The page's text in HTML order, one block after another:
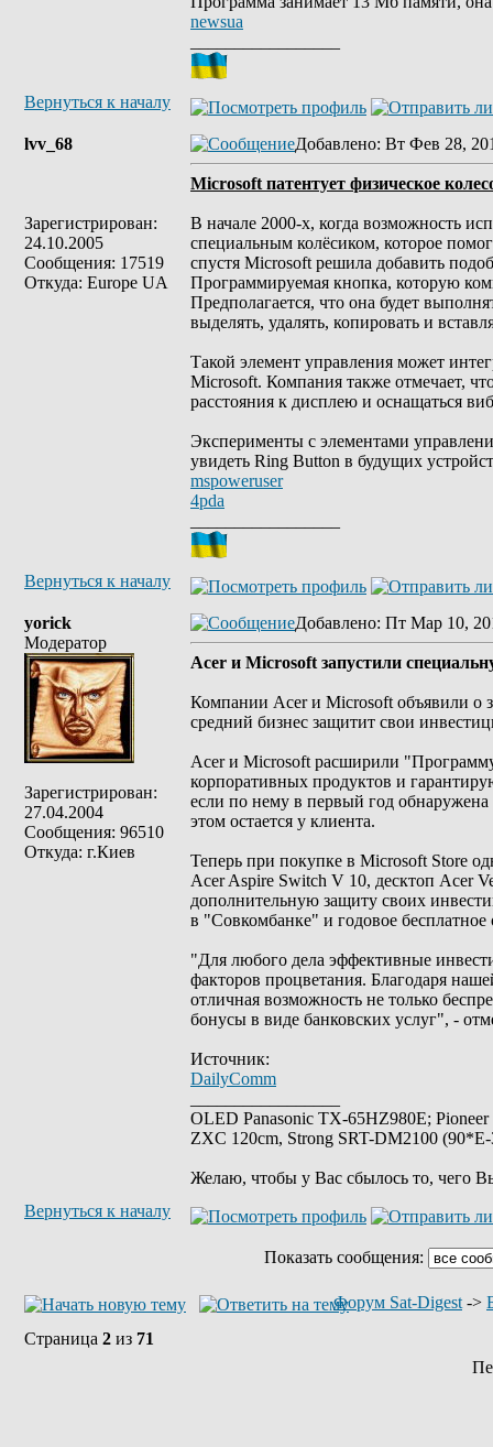
newsua
Вернуться к началу
lvv_68
Зарегистрирован:
24.10.2005
Сообщения: 17519
Откуда: Europe UA
Добавлено: Вт Фев 28,
Microsoft патентует физическое
В начале 2000-х, когда возможность
специальным колёсиком, которое
спустя Microsoft решила добавить
Программируемая кнопка, которую
Предполагается, что она будет
выделять, удалять, копировать и
Такой элемент управления может
Microsoft. Компания также отмечает,
расстояния к дисплею и оснащаться
Эксперименты с элементами
увидеть Ring Button в будущих
mspoweruser
4pda
Вернуться к началу
yorick
Модератор
Зарегистрирован:
27.04.2004
Сообщения: 96510
Откуда: г.Киев
Добавлено: Пт Мар 10,
Acer и Microsoft запустили
Компании Acer и Microsoft объявили о
средний бизнес защитит свои
Acer и Microsoft расширили
корпоративных продуктов и
если по нему в первый год
этом остается у клиента.
Теперь при покупке в Microsoft Store
Acer Aspire Switch V 10, десктоп Acer
дополнительную защиту своих
в "Совкомбанке" и годовое
"Для любого дела эффективные
факторов процветания. Благодаря
отличная возможность не только
бонусы в виде банковских услуг", -
Источник:
DailyComm
OLED Panasonic TX-65HZ980E;
ZXC 120cm, Strong SRT-DM2100
Желаю, чтобы у Вас сбылось то, чего
Вернуться к началу
Показать сообщения:
Форум Sat-Digest ->
Страница 2 из 71